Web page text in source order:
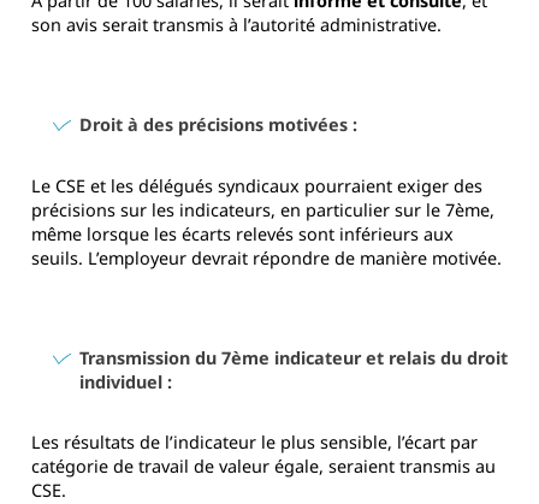
son avis serait transmis à l’autorité administrative.
Droit à des précisions motivées :
Le CSE et les délégués syndicaux pourraient exiger des
précisions sur les indicateurs, en particulier sur le 7ème,
même lorsque les écarts relevés sont inférieurs aux
seuils. L’employeur devrait répondre de manière motivée.
Transmission du 7ème indicateur et relais du droit
individuel :
Les résultats de l’indicateur le plus sensible, l’écart par
catégorie de travail de valeur égale, seraient transmis au
CSE.